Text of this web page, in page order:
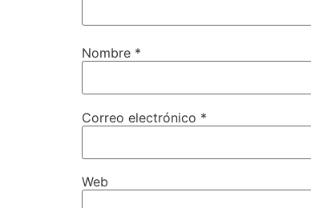
Nombre *
Correo electrónico *
Web